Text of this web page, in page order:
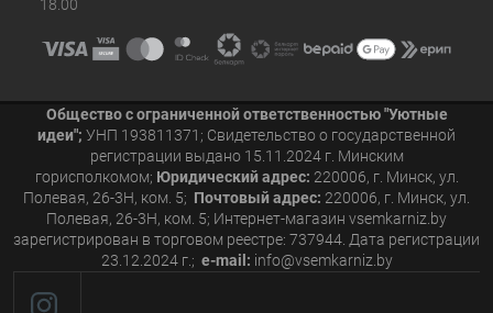
18.00
Общество с ограниченной ответственностью "Уютные
идеи"; УНП 193811371; Свидетельство о государственной
регистрации выдано 15.11.2024 г. Минским
горисполкомом; Юридический адрес: 220006, г. Минск, ул.
Полевая, 26-3Н, ком. 5; Почтовый адрес: 220006, г. Минск, ул.
Полевая, 26-3Н, ком. 5; Интернет-магазин vsemkarniz.by
зарегистрирован в торговом реестре: 737944. Дата регистрации
23.12.2024 г.; e-mail: info@vsemkarniz.by